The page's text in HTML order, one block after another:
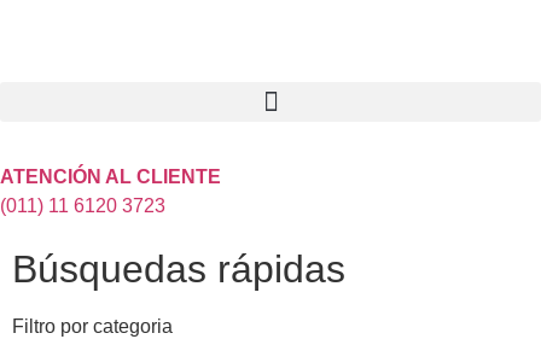
ATENCIÓN AL CLIENTE
(011) 11 6120 3723
Búsquedas rápidas
Filtro por categoria